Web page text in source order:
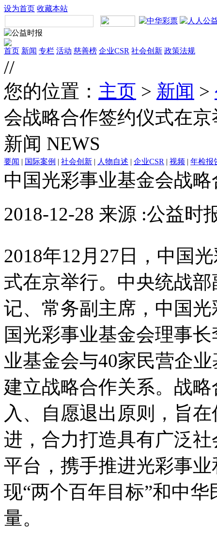
设为首页 收藏本站
首页 新闻 专栏 活动 慈善榜 企业CSR 社会创新 政策法规
//
您的位置： 主页 > 新闻 >
会战略合作签约仪式在京
新闻 NEWS
要闻 | 国际案例 | 社会创新 | 人物自述 | 企业CSR | 视频 | 年检报
中国光彩事业基金会战
2018-12-28 来源 :公益时
2018年12月27日，中国
式在京举行。中央统战
记、常务副主席，中国
国光彩事业基金会理事
业基金会与40家民营企
建立战略合作关系。战
入、自愿退出原则，旨
进，合力打造具有广泛
平台，携手推进光彩事
现“两个百年目标”和中
量。